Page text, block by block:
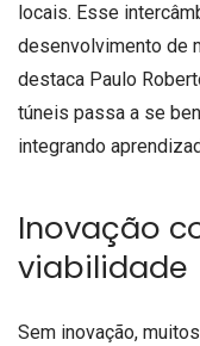
locais. Esse
desenvolvimento de
destaca Paulo
túneis passa a se
integrando
Inovação
viabilidade
Sem inovação,